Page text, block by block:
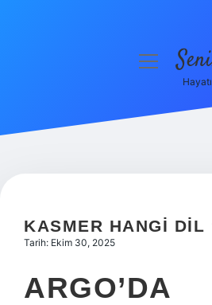
Hakkımızda
menüyü
KASMER HANGI DIL
Tarih: Ekim 30, 2025
ARGO’DA